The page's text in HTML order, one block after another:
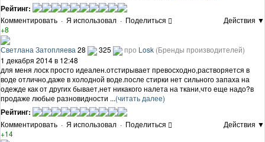
Рейтинг:
Комментировать · Я использовал · Поделиться
Действия ▼
+8
Светлана Затопляева 28 325 про Losk (Бренды производителей)
1 декабря 2014 в 12:48
для меня лоск просто идеален.отстирывает превосходно,растворяется в
воде отлично,даже в холодной воде.после стирки нет сильного запаха на
одежде как от других бывает,нет никакого налета на ткани,что еще надо?в
продаже любые разновидности ...(читать далее)
Рейтинг:
Комментировать · Я использовал · Поделиться
Действия ▼
+14